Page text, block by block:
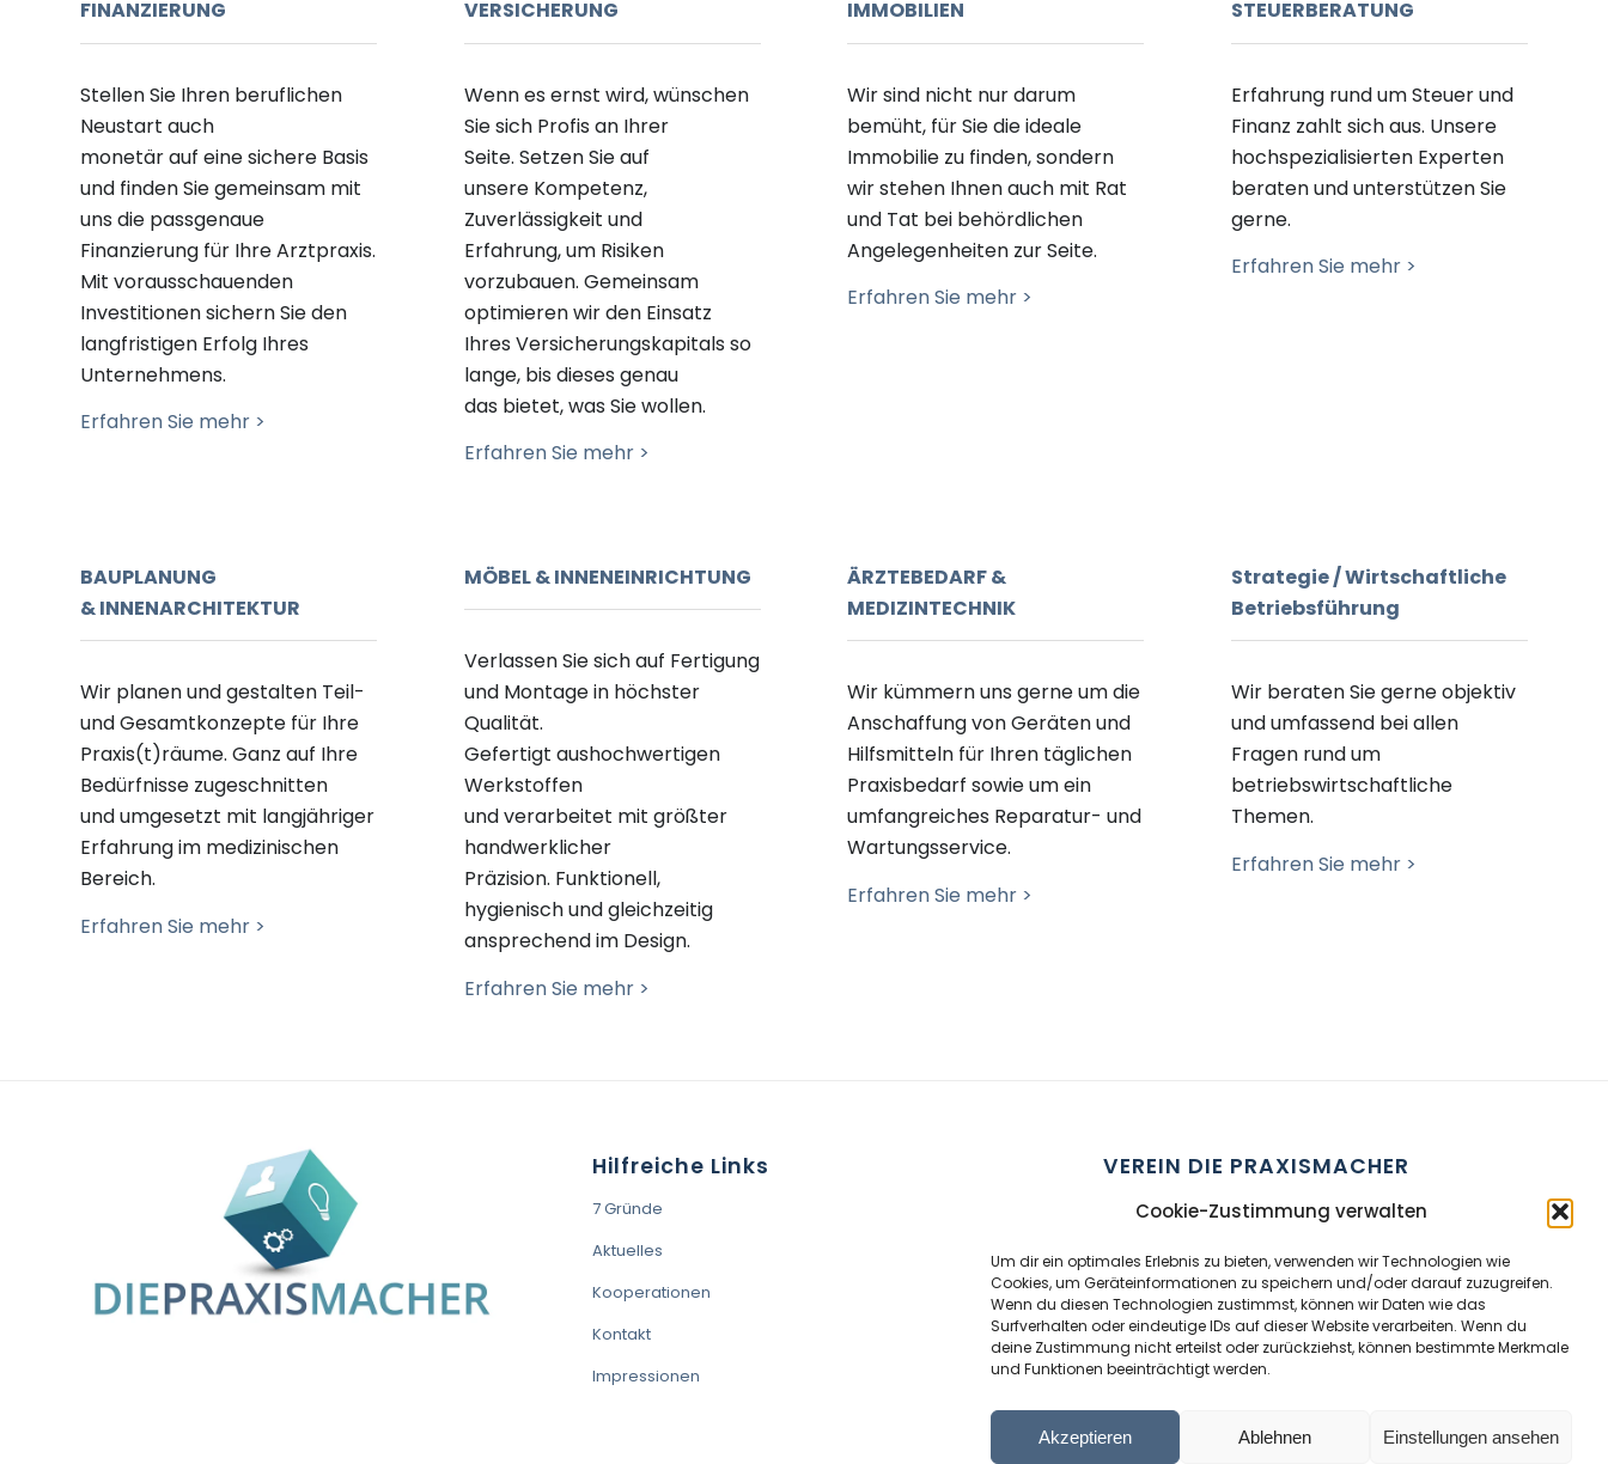
Cookie-Zustimmung verwalten
Um dir ein optimales Erlebnis zu bieten, verwenden wir Technologien wie
Cookies, um Geräteinformationen zu speichern und/oder darauf zuzugreifen.
Wenn du diesen Technologien zustimmst, können wir Daten wie das
Surfverhalten oder eindeutige IDs auf dieser Website verarbeiten. Wenn du
deine Zustimmung nicht erteilst oder zurückziehst, können bestimmte Merkmale
und Funktionen beeinträchtigt werden.
Akzeptieren Ablehnen Einstellungen ansehen
FINANZIERUNG
Stellen Sie Ihren beruflichen
Neustart auch
monetärauf einesichere Basis
und finden Sie gemeinsam mit
uns die passgenaue
Finanzierung für Ihre Arztpraxis.
Mit vorausschauenden
Investitionen sichern Sie den
langfristigen Erfolg Ihres
Unternehmens.
Erfahren Sie mehr >
VERSICHERUNG
Wenn es ernst wird, wünschen
Sie sich Profis an Ihrer
Seite. Setzen Sie auf
unsere Kompetenz,
Zuverlässigkeit und
Erfahrung,um Risiken
vorzubauen. Gemeinsam
optimieren wir den Einsatz
Ihres Versicherungskapitals so
lange, bis dieses genau
das bietet, was Sie wollen.
Erfahren Sie mehr >
IMMOBILIEN
Wir sind nicht nur darum
bemüht, für Sie die ideale
Immobilie zu finden, sondern
wir stehen Ihnen auch mit Rat
und Tat bei behördlichen
Angelegenheiten zur Seite.
Erfahren Sie mehr >
STEUERBERATUNG
Erfahrung rund um Steuer und
Finanz zahlt sich aus. Unsere
hochspezialisierten Experten
beraten und unterstützen Sie
gerne.
Erfahren Sie mehr >
BAUPLANUNG
& INNENARCHITEKTUR
Wir planen und gestalten Teil-
und Gesamtkonzepte für Ihre
Praxis(t)räume. Ganz auf Ihre
Bedürfnisse zugeschnitten
undumgesetzt mit langjähriger
Erfahrung im medizinischen
Bereich.
Erfahren Sie mehr >
MÖBEL & INNENEINRICHTUNG
Verlassen Sie sich auf Fertigung
und Montage in höchster
Qualität.
Gefertigt aushochwertigen
Werkstoffen
undverarbeitet mit größter
handwerklicher
Präzision. Funktionell,
hygienisch und gleichzeitig
ansprechend im Design.
Erfahren Sie mehr >
ÄRZTEBEDARF &
MEDIZINTECHNIK
Wir kümmern uns gerne um die
Anschaffung vonGerätenund
Hilfsmitteln für Ihren täglichen
Praxisbedarf sowieumein
umfangreiches Reparatur- und
Wartungsservice.
Erfahren Sie mehr >
Strategie / Wirtschaftliche
Betriebsführung
Wir beraten Sie gerne objektiv
und umfassend bei allen
Fragen rund um
betriebswirtschaftliche
Themen.
Erfahren Sie mehr >
Hilfreiche Links
7 Gründe
Aktuelles
Kooperationen
Kontakt
Impressionen
VEREIN DIE PRAXISMACHER
ZVR Nummer:191908529
Kontaktperson:Wolfram Allinger-Csollich
Adresse:Mentlgasse 1, 6020 Innsbruck
Email:info@diepraxismacher.at
Tel:+43 512 209096